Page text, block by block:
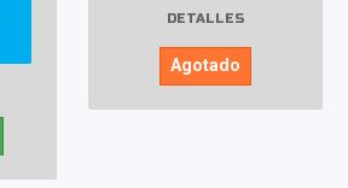
DETALLES
Agotado